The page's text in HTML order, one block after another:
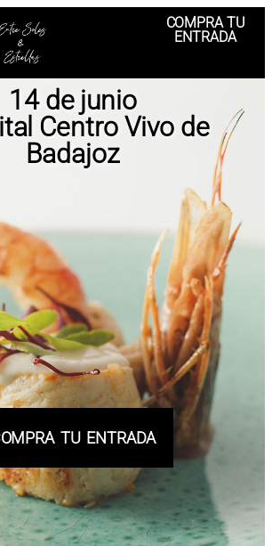
COMPRA TU
ENTRADA
14 de junio
Centro Vivo de
Badajoz
TU ENTRADA